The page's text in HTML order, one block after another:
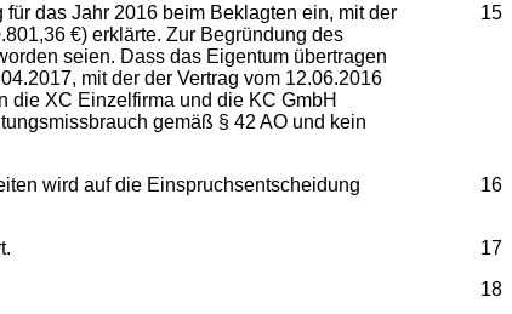
15
das Jahr 2016 beim Beklagten ein, mit der
€) erklärte. Zur Begründung des
seien. Dass das Eigentum übertragen
mit der der Vertrag vom 12.06.2016
die XC Einzelfirma und die KC GmbH
gemäß § 42 AO und kein
16
wird auf die Einspruchsentscheidung
17
18